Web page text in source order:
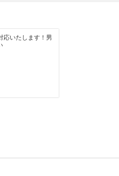
応いたします！男